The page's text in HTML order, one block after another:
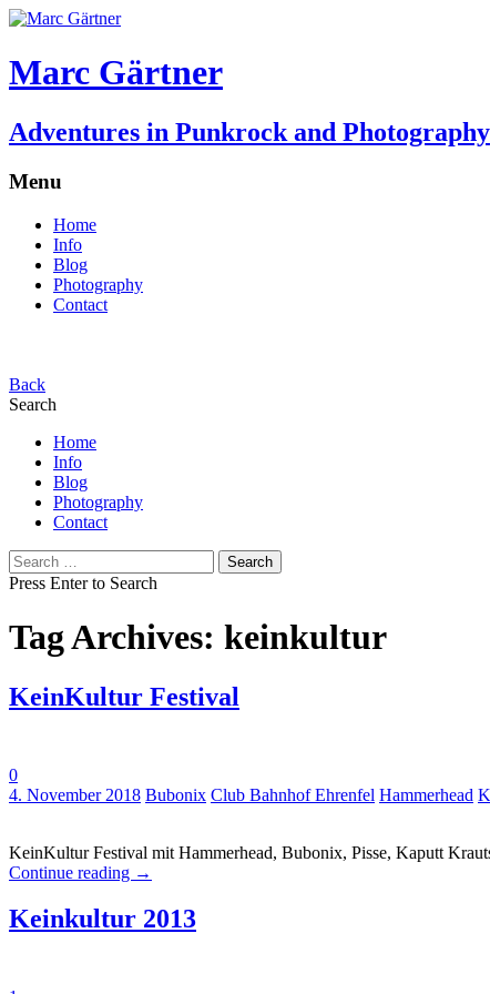
Marc Gärtner
Adventures in Punkrock and Photography
Menu
Home
Info
Blog
Photography
Contact
Back
Search
Home
Info
Blog
Photography
Contact
Search
for:
Press Enter to Search
Tag Archives: keinkultur
KeinKultur Festival
0
4. November 2018 Tags:
Bubonix Club Bahnhof Ehrenfel Hammerhead
KeinKultur Festival mit Hammerhead, Bubonix, Pisse, Kaputt
Continue reading →
Keinkultur 2013